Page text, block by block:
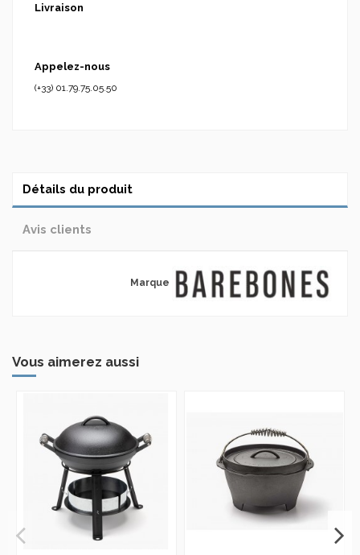
Livraison
Appelez-nous
(+33) 01.79.75.05.50
Détails du produit
Avis clients
Marque
Vous aimerez aussi